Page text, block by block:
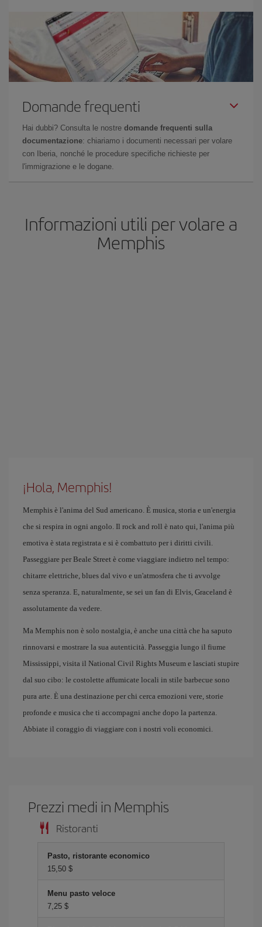
Domande frequenti
Hai dubbi? Consulta le nostre domande frequenti sulla
documentazione: chiariamo i documenti necessari per volare
con Iberia, nonché le procedure specifiche richieste per
l'immigrazione e le dogane.
Informazioni utili per volare a
Memphis
¡Hola, Memphis!
Memphis è l'anima del Sud americano. È musica, storia e un'energia
che si respira in ogni angolo. Il rock and roll è nato qui, l'anima più
emotiva è stata registrata e si è combattuto per i diritti civili.
Passeggiare per Beale Street è come viaggiare indietro nel tempo:
chitarre elettriche, blues dal vivo e un'atmosfera che ti avvolge
senza speranza. E, naturalmente, se sei un fan di Elvis, Graceland è
assolutamente da vedere.
Ma Memphis non è solo nostalgia, è anche una città che ha saputo
rinnovarsi e mostrare la sua autenticità. Passeggia lungo il fiume
Mississippi, visita il National Civil Rights Museum e lasciati stupire
dal suo cibo: le costolette affumicate locali in stile barbecue sono
pura arte. È una destinazione per chi cerca emozioni vere, storie
profonde e musica che ti accompagni anche dopo la partenza.
Abbiate il coraggio di viaggiare con i nostri voli economici.
Prezzi medi in Memphis
Ristoranti
Pasto, ristorante economico
15,50 $
Menu pasto veloce
7,25 $